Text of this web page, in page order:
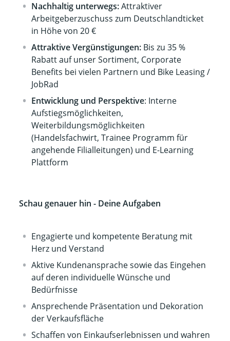
Nachhaltig unterwegs:Attraktiver
Arbeitgeberzuschuss zum Deutschlandticket
in Höhe von 20 €
Attraktive Vergünstigungen: Bis zu 35 %
Rabatt auf unser Sortiment, Corporate
Benefits bei vielen Partnern und Bike Leasing /
JobRad
Entwicklung und Perspektive: Interne
Aufstiegsmöglichkeiten,
Weiterbildungsmöglichkeiten
(Handelsfachwirt, Trainee Programm für
angehende Filialleitungen) und E-Learning
Plattform
Schau genauer hin - Deine Aufgaben
Engagierte und kompetente Beratung mit
Herz und Verstand
Aktive Kundenansprache sowie das Eingehen
auf deren individuelle Wünsche und
Bedürfnisse
Ansprechende Präsentation und Dekoration
der Verkaufsfläche
Schaffen von Einkaufserlebnissen und wahren